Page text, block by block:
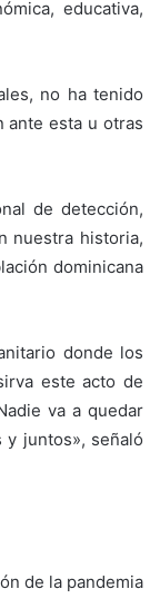
educativa,
no ha tenido
ante esta u otras
de detección,
nuestra historia,
dominicana
donde los
este acto de
va a quedar
juntos», señaló
de la pandemia